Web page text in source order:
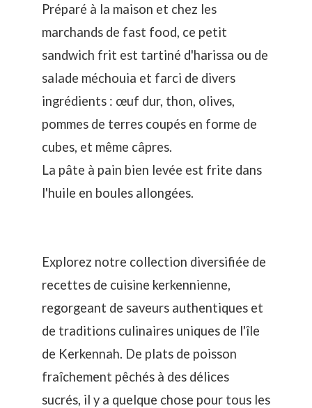
Préparé à la maison et chez les
marchands de fast food, ce petit
sandwich frit est tartiné d'harissa ou de
salade méchouia et farci de divers
ingrédients : œuf dur, thon, olives,
pommes de terres coupés en forme de
cubes, et même câpres.
La pâte à pain bien levée est frite dans
l'huile en boules allongées.
Explorez notre collection diversifiée de
recettes de cuisine kerkennienne,
regorgeant de saveurs authentiques et
de traditions culinaires uniques de l'île
de Kerkennah. De plats de poisson
fraîchement pêchés à des délices
sucrés, il y a quelque chose pour tous les